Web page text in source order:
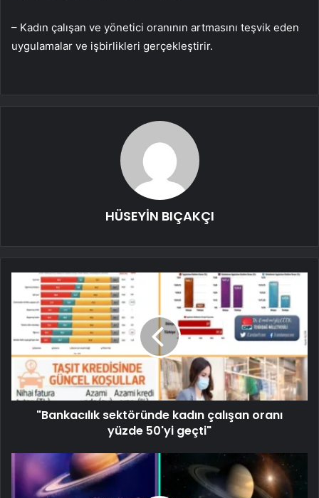
– Kadın çalışan ve yönetici oranının artmasını teşvik eden
uygulamalar ve işbirlikleri gerçekleştirir.
HÜSEYİN BIÇAKÇI
"Bankacılık sektöründe kadın çalışan oranı
yüzde 50'yi geçti"